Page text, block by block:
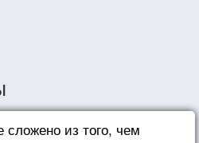
сложено из того, чем